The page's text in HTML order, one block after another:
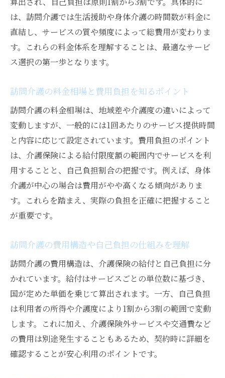
は、訪問介護では生活援助や身体介護の時間数が料金に
直結し、サービスの質や頻度によって総費用が変わりま
す。これらの料金体系を理解することは、最適なサービ
ス選択の第一歩となります。
訪問介護の料金相場と費用負担を知るポイント
訪問介護の料金相場は、地域差や介護度の違いによって
変動しますが、一般的には1回あたりのサービス提供時間
と内容に応じて設定されています。費用負担のポイント
は、介護保険による給付限度額の範囲内でサービスを利
用することと、自己負担割合の把握です。例えば、身体
介護が中心の場合は費用がやや高くなる傾向がありま
す。これらを踏まえ、実際の負担を正確に把握すること
が重要です。
訪問介護の費用構造や自己負担の仕組みを理解
訪問介護の費用構造は、介護保険の給付と自己負担に分
かれています。給付はサービスごとの単位数に基づき、
国が定めた単価を乗じて算出されます。一方、自己負担
は利用者の所得や介護度により1割から3割の範囲で変動
します。これに加え、介護保険外サービスや交通費など
の費用は別途発生することもあるため、契約時に詳細を
確認することが安心利用のポイントです。